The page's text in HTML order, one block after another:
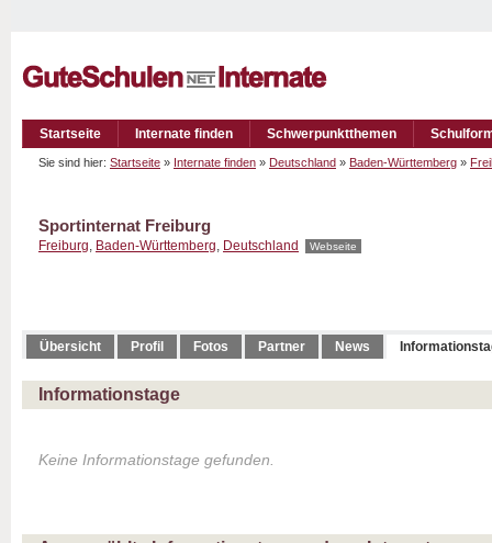
Startseite Internate finden Schwerpunktthemen
Sie sind hier: Startseite » Internate finden » Deutschland » Baden-Württemberg »
Sportinternat Freiburg
Freiburg, Baden-Württemberg, Deutschland Webseite
Übersicht Profil Fotos Partner News
Informationstage
Keine Informationstage gefunden.